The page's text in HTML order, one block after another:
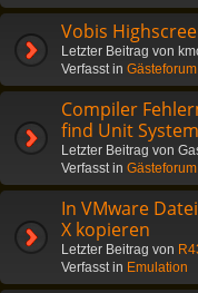
Vobis
Letzter Beitrag von
Verfasst in Gästeforum
Compiler
find Unit
Letzter Beitrag von
Verfasst in Gästeforum
In VMware
X kopieren
Letzter Beitrag von
Verfasst in Emulation